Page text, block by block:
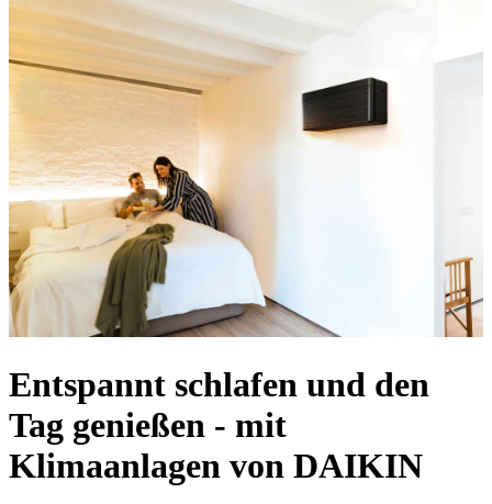
Entspannt schlafen und den
Tag genießen - mit
Klimaanlagen von DAIKIN